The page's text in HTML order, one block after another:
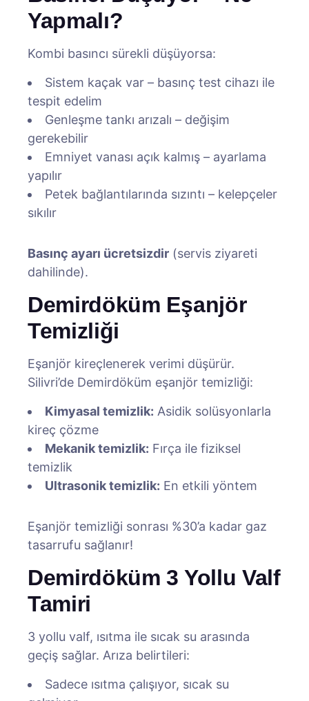
Yapmalı?
Kombi basıncı sürekli düşüyorsa:
Sistem kaçak var – basınç test cihazı ile
tespit edelim
Genleşme tankı arızalı – değişim
gerekebilir
Emniyet vanası açık kalmış – ayarlama
yapılır
Petek bağlantılarında sızıntı – kelepçeler
sıkılır
Basınç ayarı ücretsizdir (servis ziyareti
dahilinde).
Demirdöküm Eşanjör
Temizliği
Eşanjör kireçlenerek verimi düşürür.
Silivri’de Demirdöküm eşanjör temizliği:
Kimyasal temizlik: Asidik solüsyonlarla
kireç çözme
Mekanik temizlik: Fırça ile fiziksel
temizlik
Ultrasonik temizlik: En etkili yöntem
Eşanjör temizliği sonrası %30’a kadar gaz
tasarrufu sağlanır!
Demirdöküm 3 Yollu Valf
Tamiri
3 yollu valf, ısıtma ile sıcak su arasında
geçiş sağlar. Arıza belirtileri:
Sadece ısıtma çalışıyor, sıcak su